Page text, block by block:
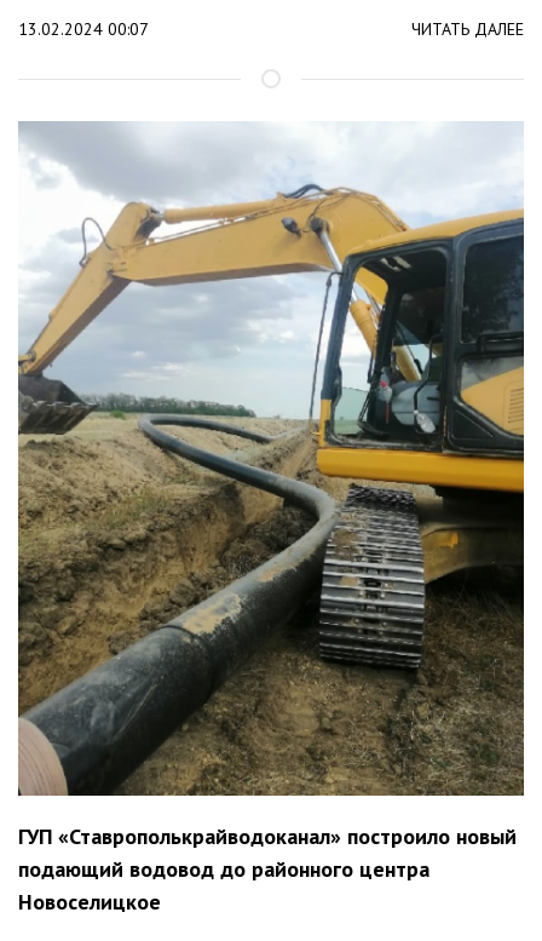
13.02.2024 00:07 ЧИТАТЬ ДАЛЕЕ
ГУП «Ставрополькрайводоканал» построило новый
подающий водовод до районного центра
Новоселицкое